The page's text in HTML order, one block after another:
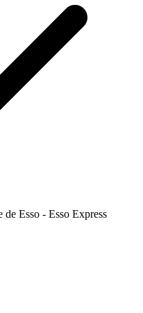
de Esso - Esso Express